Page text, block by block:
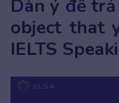
Dàn ý để
object that
IELTS